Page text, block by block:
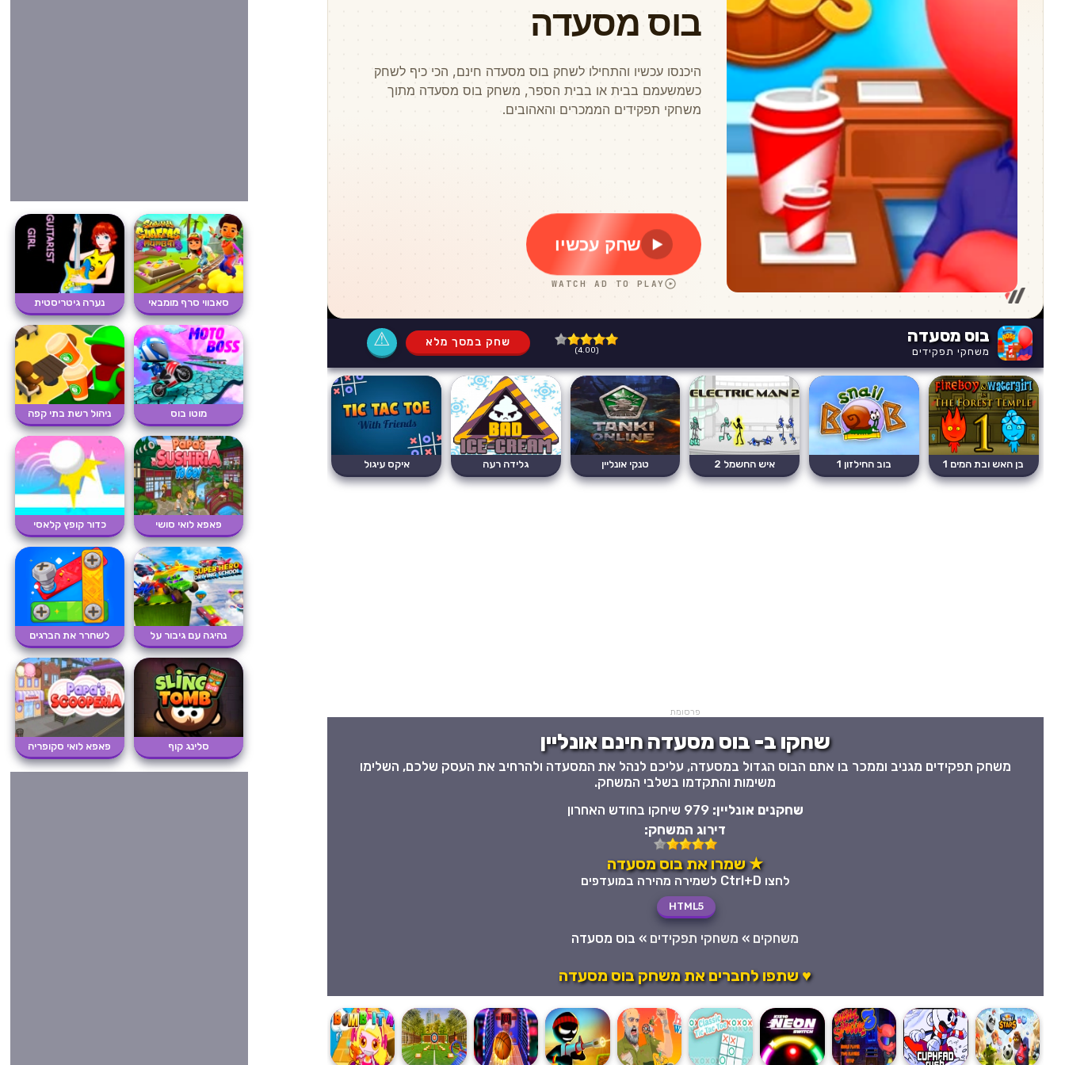
בוס מסעדה
משחקי תפקידים (4.00)
שחק במסך מלא ⚠
בן האש ובת המים 1 בוב החילזון 1 איש החשמל 2 טנקי אונליין גלידה רעה איקס עיגול
פרסומת
שחקו ב- בוס מסעדה חינם אונליין
משחק תפקידים מגניב וממכר בו אתם הבוס הגדול במסעדה, עליכם לנהל את המסעדה ולהרחיב את העסק שלכם, השלימו
משימות והתקדמו בשלבי המשחק.
שחקנים אונליין:979 שיחקו בחודש האחרון
דירוג המשחק:
★ שמרו את בוס מסעדה
לחצו Ctrl+D לשמירה מהירה במועדפים
HTML5
משחקים » משחקי תפקידים » בוס מסעדה
♥ שתפו לחברים את משחק בוס מסעדה
סאבווי סרף מומבאי נערה גיטריסטית
מוטו בוס ניהול רשת בתי קפה
פאפא לואי סושי כדור קופץ קלאסי
נהיגה עם גיבור על לשחרר את הברגים
סלינג קוף פאפא לואי סקופריה